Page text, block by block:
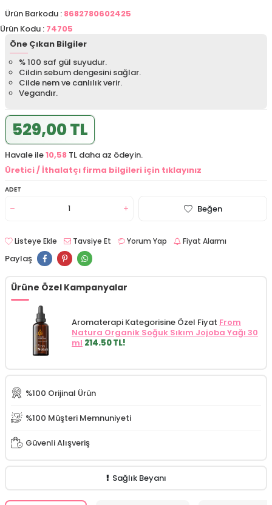
Ürün Barkodu : 8682780602425
Ürün Kodu : 74705
Öne Çıkan Bilgiler
% 100 saf gül suyudur.
Cildin sebum dengesini sağlar.
Cilde nem ve canlılık verir.
Vegandır.
529,00 TL
Havale ile10,58 TL daha az ödeyin.
Üretici / İthalatçı firma bilgileri için tıklayınız
ADET
Beğen
Listeye Ekle Tavsiye Et Yorum Yap Fiyat Alarmı
Paylaş
Ürüne Özel Kampanyalar
Aromaterapi Kategorisine Özel Fiyat From
Natura Organik Soğuk Sıkım Jojoba Yağı 30
ml 214.50 TL!
%100 Orijinal Ürün
%100 Müşteri Memnuniyeti
Güvenli Alışveriş
Sağlık Beyanı